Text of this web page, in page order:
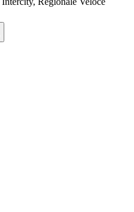
©CARTO, © OpenStreetMapcontributors